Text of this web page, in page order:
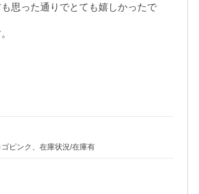
思った通りでとても嬉しかったで
ピンク、在庫状況/在庫有